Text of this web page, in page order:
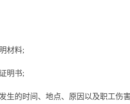
材料;
明书;
生的时间、地点、原因以及职工伤